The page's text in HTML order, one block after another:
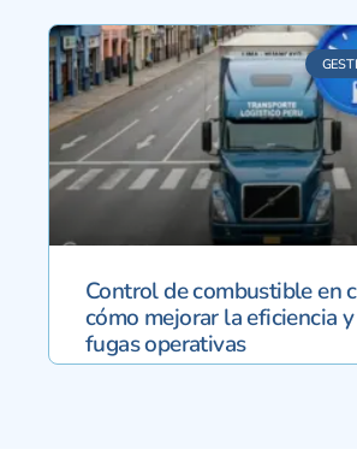
Control de combustible en
cómo mejorar la eficiencia
fugas operativas